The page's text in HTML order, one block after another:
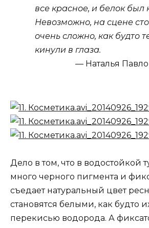
все красное, и белок был
Невозможно, на сцене
очень сложно, как будто
кинули в глаза.
Наталья
Дело в том, что в водостойкой
много черного пигмента и
съедает натуральный цвет
становятся белыми, как будто
перекисью водорода. А